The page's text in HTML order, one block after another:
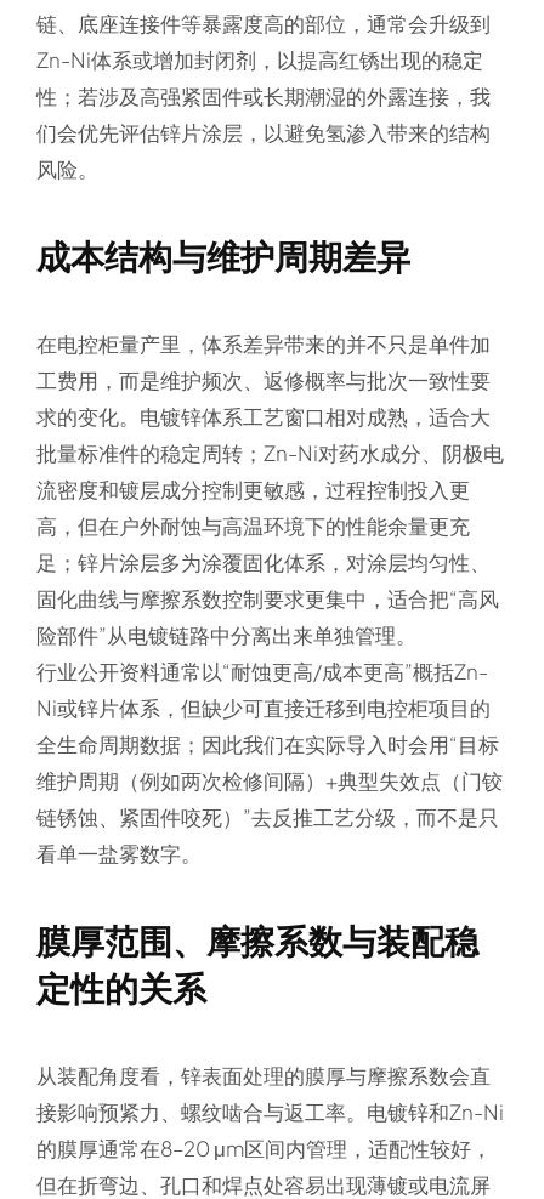
链、底座连接件等暴露度高的部位，通常会升级到
Zn-Ni体系或增加封闭剂，以提高红锈出现的稳定
性；若涉及高强紧固件或长期潮湿的外露连接，我
们会优先评估锌片涂层，以避免氢渗入带来的结构
风险。
成本结构与维护周期差异
在电控柜量产里，体系差异带来的并不只是单件加
工费用，而是维护频次、返修概率与批次一致性要
求的变化。电镀锌体系工艺窗口相对成熟，适合大
批量标准件的稳定周转；Zn-Ni对药水成分、阴极电
流密度和镀层成分控制更敏感，过程控制投入更
高，但在户外耐蚀与高温环境下的性能余量更充
足；锌片涂层多为涂覆固化体系，对涂层均匀性、
固化曲线与摩擦系数控制要求更集中，适合把“高风
险部件”从电镀链路中分离出来单独管理。
行业公开资料通常以“耐蚀更高/成本更高”概括Zn-
Ni或锌片体系，但缺少可直接迁移到电控柜项目的
全生命周期数据；因此我们在实际导入时会用“目标
维护周期（例如两次检修间隔）+典型失效点（门铰
链锈蚀、紧固件咬死）”去反推工艺分级，而不是只
看单一盐雾数字。
膜厚范围、摩擦系数与装配稳
定性的关系
从装配角度看，锌表面处理的膜厚与摩擦系数会直
接影响预紧力、螺纹啮合与返工率。电镀锌和Zn-Ni
的膜厚通常在8–20 μm区间内管理，适配性较好，
但在折弯边、孔口和焊点处容易出现薄镀或电流屏